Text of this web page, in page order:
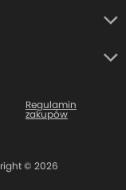
© 2026
Regulamin
zakupów